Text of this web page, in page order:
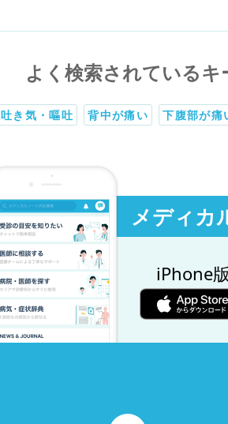
よく検索されているキ
吐き気・嘔吐 背中が痛い 下腹部が痛
メディカ
iPhone